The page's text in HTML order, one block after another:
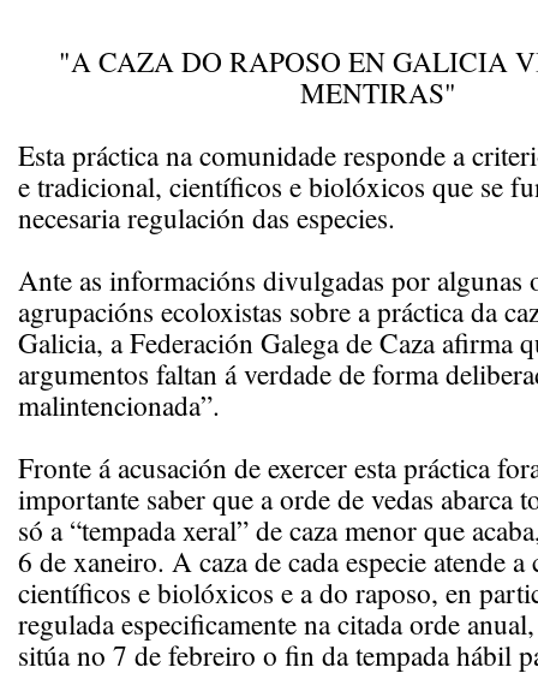
"A CAZA DO RAPOSO EN GALICIA
MENTIRAS"
Esta práctica na comunidade responde a
e tradicional, científicos e biolóxicos que se
necesaria regulación das especies.
Ante as informacións divulgadas por algunas
agrupacións ecoloxistas sobre a práctica da
Galicia, a Federación Galega de Caza afirma
argumentos faltan á verdade de forma
malintencionada”.
Fronte á acusación de exercer esta práctica
importante saber que a orde de vedas abarca
só a “tempada xeral” de caza menor que
6 de xaneiro. A caza de cada especie atende
científicos e biolóxicos e a do raposo, en
regulada especificamente na citada orde
sitúa no 7 de febreiro o fin da tempada hábil